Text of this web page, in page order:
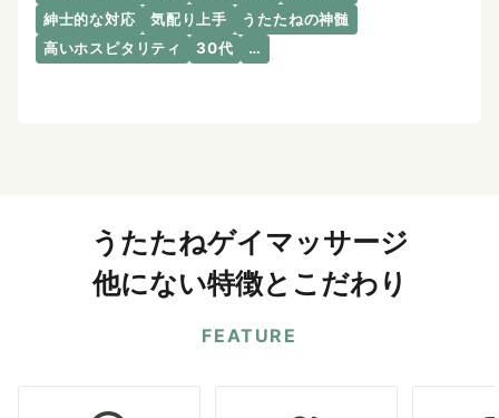
紳士的な対応
気配り上手
うたたねの神髄
高いホスピタリティ
30代 …
うたたねゲイマッサージ
他にない特徴とこだわり
FEATURE